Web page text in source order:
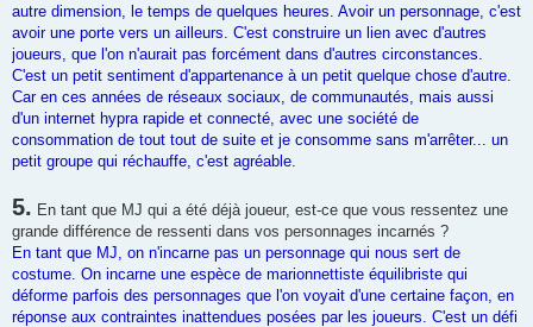
autre dimension, le temps de quelques heures. Avoir un personnage, c'est
avoir une porte vers un ailleurs. C'est construire un lien avec d'autres
joueurs, que l'on n'aurait pas forcément dans d'autres circonstances.
C'est un petit sentiment d'appartenance à un petit quelque chose d'autre.
Car en ces années de réseaux sociaux, de communautés, mais aussi
d'un internet hypra rapide et connecté, avec une société de
consommation de tout tout de suite et je consomme sans m'arrêter... un
petit groupe qui réchauffe, c'est agréable.
5. En tant que MJ qui a été déjà joueur, est-ce que vous ressentez une
grande différence de ressenti dans vos personnages incarnés ?
En tant que MJ, on n'incarne pas un personnage qui nous sert de
costume. On incarne une espèce de marionnettiste équilibriste qui
déforme parfois des personnages que l'on voyait d'une certaine façon, en
réponse aux contraintes inattendues posées par les joueurs. C'est un défi